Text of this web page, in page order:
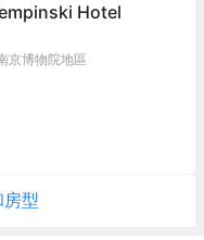
Hotel
京博物院地區
房型